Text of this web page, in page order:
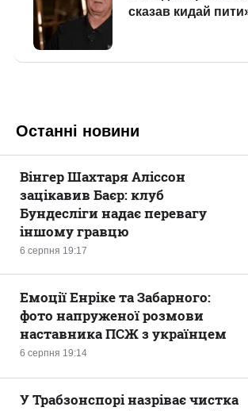
Останні новини
6 серпня 19:17
Вінгер Шахтаря Аліссон
зацікавив Баєр: клуб
Бундесліги надає перевагу
іншому гравцю
6 серпня 19:14
Емоції Енріке та Забарного:
фото напруженої розмови
наставника ПСЖ з українцем
У Трабзонспорі назріває чистка